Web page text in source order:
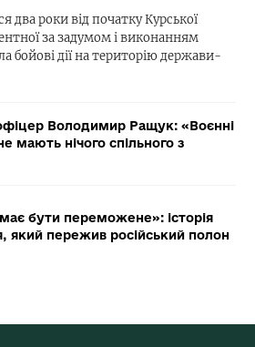
два роки від початку Курської
за задумом і виконанням
бойові дії на територію держави-
Володимир Ращук: «Воєнні
мають нічого спільного з
бути переможене»: історія
який пережив російський полон